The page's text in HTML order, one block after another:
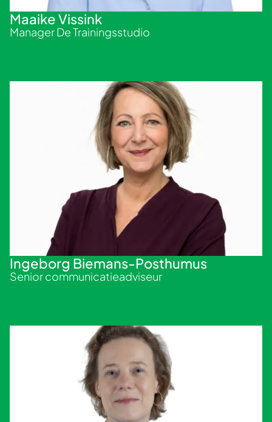
Maaike Vissink
Manager De Trainingsstudio
Ingeborg Biemans-Posthumus
Senior communicatieadviseur